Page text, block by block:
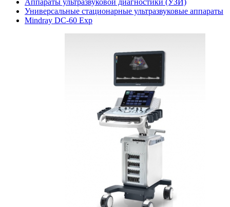
Аппараты ультразвуковой диагностики (УЗИ)
Универсальные стационарные ультразвуковые аппараты
Mindray DC-60 Exp